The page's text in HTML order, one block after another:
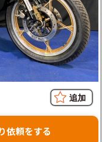
依頼をする